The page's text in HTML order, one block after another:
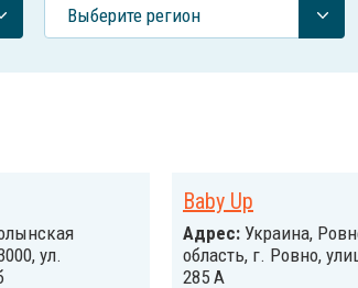
Выберите регион
ул.
Baby Up
Адрес: Украина,
область, г. Ровно,
285 А